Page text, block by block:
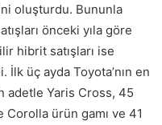
oluşturdu. Bununla
önceki yıla göre
hibrit satışları ise
İlk üç ayda Toyota’nın en
Yaris Cross, 45
ürün gamı ve 41